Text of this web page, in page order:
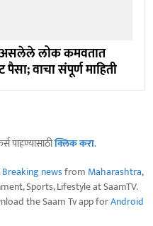
असलेले लोक कमवतात
वाचा संपूर्ण माहिती
पाहण्यासाठीक्लिक करा.
Breaking newsfrom Maharashtra,
Sports, Lifestyle at SaamTV.
the Saam Tv app forAndroid